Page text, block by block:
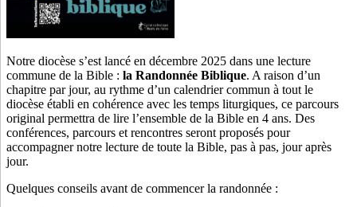
Notre diocèse s’est lancé en décembre 2025 dans une lecture
commune de la Bible : la Randonnée Biblique. A raison d’un
chapitre par jour, au rythme d’un calendrier commun à tout le
diocèse établi en cohérence avec les temps liturgiques, ce parcours
original permettra de lire l’ensemble de la Bible en 4 ans. Des
conférences, parcours et rencontres seront proposés pour
accompagner notre lecture de toute la Bible, pas à pas, jour après
jour.
Quelques conseils avant de commencer la randonnée :